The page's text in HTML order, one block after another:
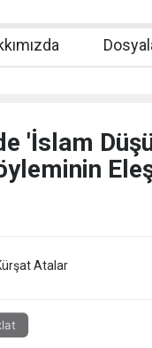
'İslam
Atalar